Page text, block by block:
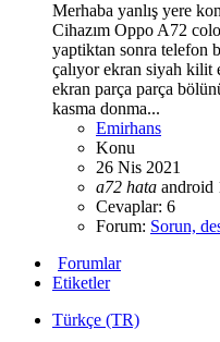
Merhaba yanlış yere
Cihazım Oppo A72
yaptiktan sonra telefon
çalıyor ekran siyah kilit
ekran parça parça
kasma donma...
Emirhans
Konu
26 Nis 2021
a72 hata android
Cevaplar: 6
Forum: Sorun,
Forumlar
Etiketler
Türkçe (TR)